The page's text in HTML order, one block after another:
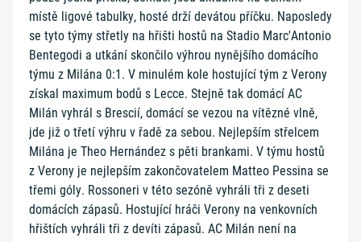
místě ligové tabulky, hosté drží devátou příčku. Naposledy
se tyto týmy střetly na hřišti hostů na Stadio Marc'Antonio
Bentegodi a utkání skončilo výhrou nynějšího domácího
týmu z Milána 0:1. V minulém kole hostující tým z Verony
získal maximum bodů s Lecce. Stejně tak domácí AC
Milán vyhrál s Brescií, domácí se vezou na vítězné vlně,
jde již o třetí výhru v řadě za sebou. Nejlepším střelcem
Milána je Theo Hernández s pěti brankami. V týmu hostů
z Verony je nejlepším zakončovatelem Matteo Pessina se
třemi góly. Rossoneri v této sezóně vyhráli tři z deseti
domácích zápasů. Hostující hráči Verony na venkovních
hřištích vyhráli tři z devíti zápasů. AC Milán není na